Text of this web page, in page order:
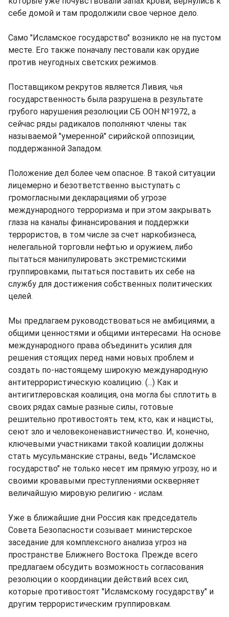
себе домой и там продолжили свое черное дело.
Само "Исламское государство" возникло не на пустом
месте. Его также поначалу пестовали как орудие
против неугодных светских режимов.
Поставщиком рекрутов является Ливия, чья
государственность была разрушена в результате
грубого нарушения резолюции СБ ООН №1972, а
сейчас ряды радикалов пополняют члены так
называемой "умеренной" сирийской оппозиции,
поддержанной Западом.
Положение дел более чем опасное. В такой ситуации
лицемерно и безответственно выступать с
громогласными декларациями об угрозе
международного терроризма и при этом закрывать
глаза на каналы финансирования и поддержки
террористов, в том числе за счет наркобизнеса,
нелегальной торговли нефтью и оружием, либо
пытаться манипулировать экстремистскими
группировками, пытаться поставить их себе на
службу для достижения собственных политических
целей.
Мы предлагаем руководствоваться не амбициями, а
общими ценностями и общими интересами. На основе
международного права объединить усилия для
решения стоящих перед нами новых проблем и
создать по-настоящему широкую международную
антитеррористическую коалицию. (...) Как и
антигитлеровская коалиция, она могла бы сплотить в
своих рядах самые разные силы, готовые
решительно противостоять тем, кто, как и нацисты,
сеют зло и человеконенавистничество. И, конечно,
ключевыми участниками такой коалиции должны
стать мусульманские страны, ведь "Исламское
государство" не только несет им прямую угрозу, но и
своими кровавыми преступлениями оскверняет
величайшую мировую религию - ислам.
Уже в ближайшие дни Россия как председатель
Совета Безопасности созывает министерское
заседание для комплексного анализа угроз на
пространстве Ближнего Востока. Прежде всего
предлагаем обсудить возможность согласования
резолюции о координации действий всех сил,
которые противостоят "Исламскому государству" и
другим террористическим группировкам.